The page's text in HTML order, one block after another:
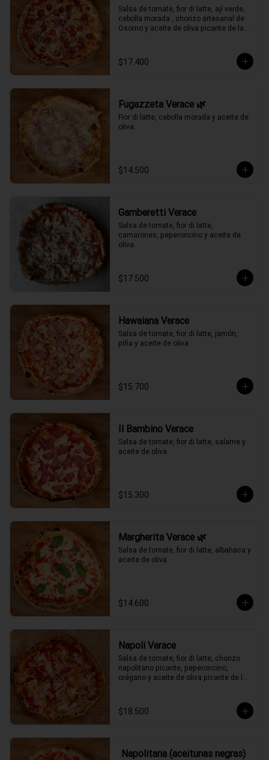
Salsa de tomate, fior di latte, ají verde,
cebolla morada , chorizo artesanal de
Osorno y aceite de oliva picante de la
$17.400
Fugazzeta Verace 🌿
Fior di latte, cebolla morada y aceite de
oliva.
$14.500
Gamberetti Verace
Salsa de tomate, fior di latte,
camarones, peperoncino y aceite de
oliva.
$17.500
Hawaiana Verace
Salsa de tomate, fior di latte, jamón,
piña y aceite de oliva.
$15.700
Il Bambino Verace
Salsa de tomate, fior di latte, salame y
aceite de oliva.
$15.300
Margherita Verace 🌿
Salsa de tomate, fior di latte, albahaca y
aceite de oliva.
$14.600
Napoli Verace
Salsa de tomate, fior di latte, chorizo
napolitano picante, peperoncino,
orégano y aceite de oliva picante de la
$18.500
Napolitana (aceitunas negras)